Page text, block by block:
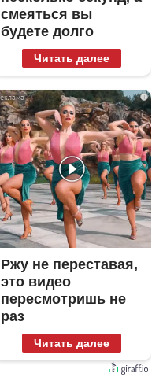
смеяться вы
будете долго
Читать далее
i
Ржу не переставая,
это видео
пересмотришь не
раз
Читать далее